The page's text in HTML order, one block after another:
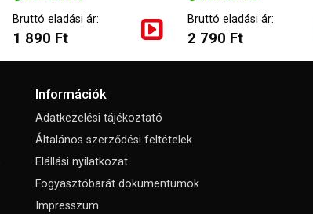
Bruttó eladási ár:
1 890 Ft
Bruttó eladási ár:
2 790 Ft
Információk
Adatkezelési tájékoztató
Általános szerződési feltételek
Elállási nyilatkozat
Fogyasztóbarát dokumentumok
Impresszum